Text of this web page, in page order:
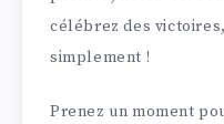
célébrez des
simplement !
Prenez un moment